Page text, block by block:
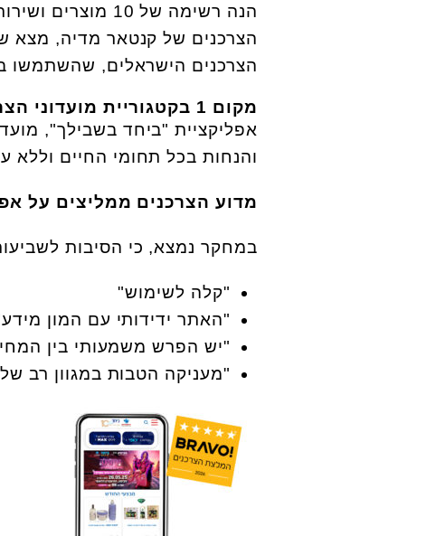
הצרכנים הישראלים, שהשתמשו
מקום 1 בקטגוריית מועדוני הצרכנות וזוכת BRAVO – אפליקציית "ביחד בשבילך"
אפליקציית "ביחד בשבילך",
והנחות בכל תחומי החיים וללא
מדוע הצרכנים ממליצים על
במחקר נמצא, כי הסיבות
"קלה לשימוש"
"האתר ידידותי עם המון
"יש הפרש משמעותי בין
"מעניקה הטבות במגוון רב